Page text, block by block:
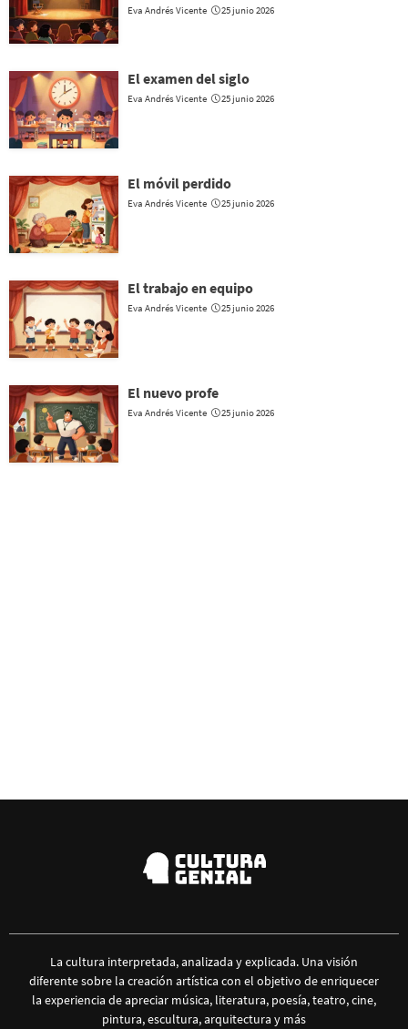
Eva Andrés Vicente 25 junio 2026
El examen del siglo
Eva Andrés Vicente 25 junio 2026
El móvil perdido
Eva Andrés Vicente 25 junio 2026
El trabajo en equipo
Eva Andrés Vicente 25 junio 2026
El nuevo profe
Eva Andrés Vicente 25 junio 2026
La cultura interpretada, analizada y explicada. Una visión
diferente sobre la creación artística con el objetivo de enriquecer
la experiencia de apreciar música, literatura, poesía, teatro, cine,
pintura, escultura, arquitectura y más